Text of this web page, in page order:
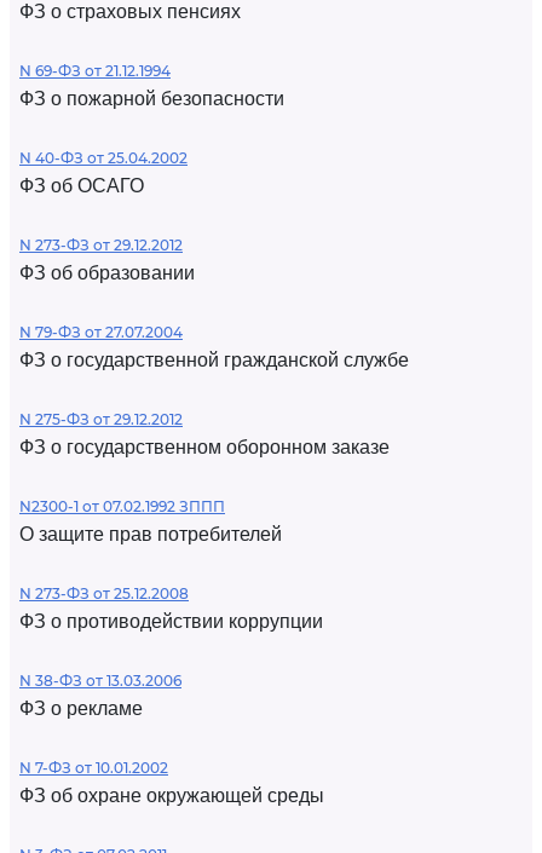
ФЗ о страховых пенсиях
N 69-ФЗ от 21.12.1994
ФЗ о пожарной безопасности
N 40-ФЗ от 25.04.2002
ФЗ об ОСАГО
N 273-ФЗ от 29.12.2012
ФЗ об образовании
N 79-ФЗ от 27.07.2004
ФЗ о государственной гражданской службе
N 275-ФЗ от 29.12.2012
ФЗ о государственном оборонном заказе
N2300-1 от 07.02.1992 ЗППП
О защите прав потребителей
N 273-ФЗ от 25.12.2008
ФЗ о противодействии коррупции
N 38-ФЗ от 13.03.2006
ФЗ о рекламе
N 7-ФЗ от 10.01.2002
ФЗ об охране окружающей среды